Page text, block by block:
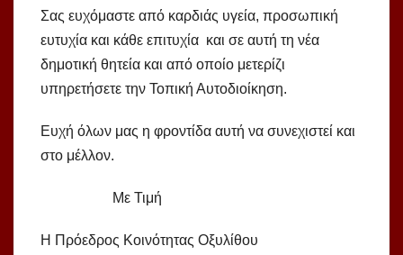
Σας ευχόμαστε από καρδιάς υγεία, προσωπική
ευτυχία και κάθε επιτυχία και σε αυτή τη νέα
δημοτική θητεία και από οποίο μετερίζι
υπηρετήσετε την Τοπική Αυτοδιοίκηση.
Ευχή όλων μας η φροντίδα αυτή να συνεχιστεί και
στο μέλλον.
Με Τιμή
Η Πρόεδρος Κοινότητας Οξυλίθου